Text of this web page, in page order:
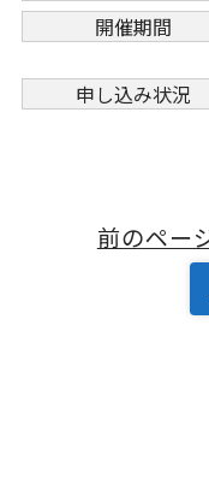
開催期間
申し込み状況
前のペー